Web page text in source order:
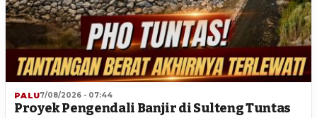
PALU7/08/2026 - 07:44
Proyek Pengendali Banjir di Sulteng Tuntas